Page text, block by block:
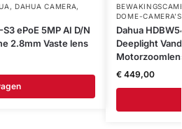
, DAHUA CAMERA,
ePoE 5MP AI D/N
2.8mm Vaste lens
DOME-CAMERA’S
Dahua
Deeplight
€449,00